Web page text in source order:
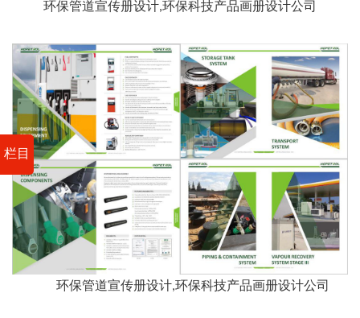
栏目
环保管道宣传册设计,环保科技产品画册设计公司
环保管道宣传册设计,环保科技产品画册设计公司